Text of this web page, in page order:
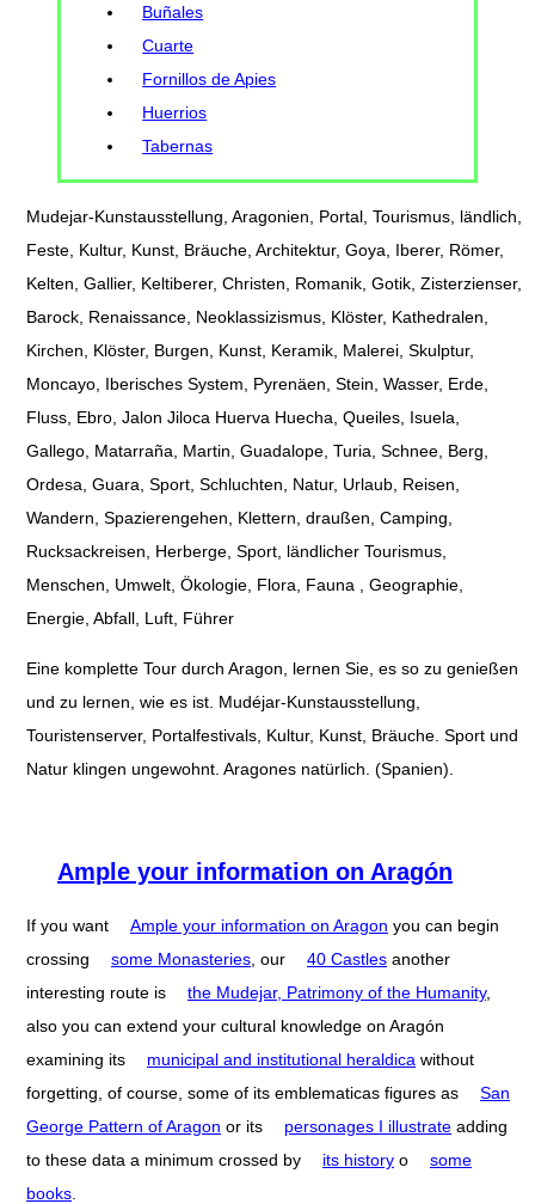
Buñales
Cuarte
Fornillos de Apies
Huerrios
Tabernas
Mudejar-Kunstausstellung, Aragonien, Portal, Tourismus, ländlich,
Feste, Kultur, Kunst, Bräuche, Architektur, Goya, Iberer, Römer,
Kelten, Gallier, Keltiberer, Christen, Romanik, Gotik, Zisterzienser,
Barock, Renaissance, Neoklassizismus, Klöster, Kathedralen,
Kirchen, Klöster, Burgen, Kunst, Keramik, Malerei, Skulptur,
Moncayo, Iberisches System, Pyrenäen, Stein, Wasser, Erde,
Fluss, Ebro, Jalon Jiloca Huerva Huecha, Queiles, Isuela,
Gallego, Matarraña, Martin, Guadalope, Turia, Schnee, Berg,
Ordesa, Guara, Sport, Schluchten, Natur, Urlaub, Reisen,
Wandern, Spazierengehen, Klettern, draußen, Camping,
Rucksackreisen, Herberge, Sport, ländlicher Tourismus,
Menschen, Umwelt, Ökologie, Flora, Fauna , Geographie,
Energie, Abfall, Luft, Führer
Eine komplette Tour durch Aragon, lernen Sie, es so zu genießen
und zu lernen, wie es ist. Mudéjar-Kunstausstellung,
Touristenserver, Portalfestivals, Kultur, Kunst, Bräuche. Sport und
Natur klingen ungewohnt. Aragones natürlich. (Spanien).
Ample your information on Aragón
If you want Ample your information on Aragon you can begin
crossing
some Monasteries , our 40 Castles another
interesting route is
the Mudejar, Patrimony of the Humanity,
also you can extend your cultural knowledge on Aragón
examining its
municipal and institutional heraldica without
forgetting, of course, some of its emblematicas figures as
San
George Pattern of Aragon or its personages I illustrate adding
to these data a minimum crossed by
its history o
some
books